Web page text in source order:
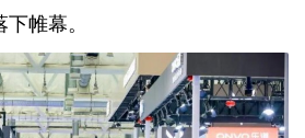
帷幕。